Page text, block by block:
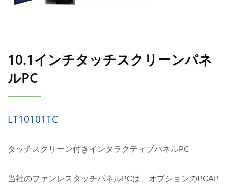
10.1インチタッチスクリーンパネ
ルPC
LT10101TC
タッチスクリーン付きインタラクティブパネルPC
当社のファンレスタッチパネルPCは、オプションのPCAP